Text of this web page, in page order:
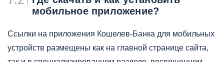
мобильное приложение?
Ссылки на приложения Кошелев-Банка для мобильных
устройств размещены как на главной странице сайта,